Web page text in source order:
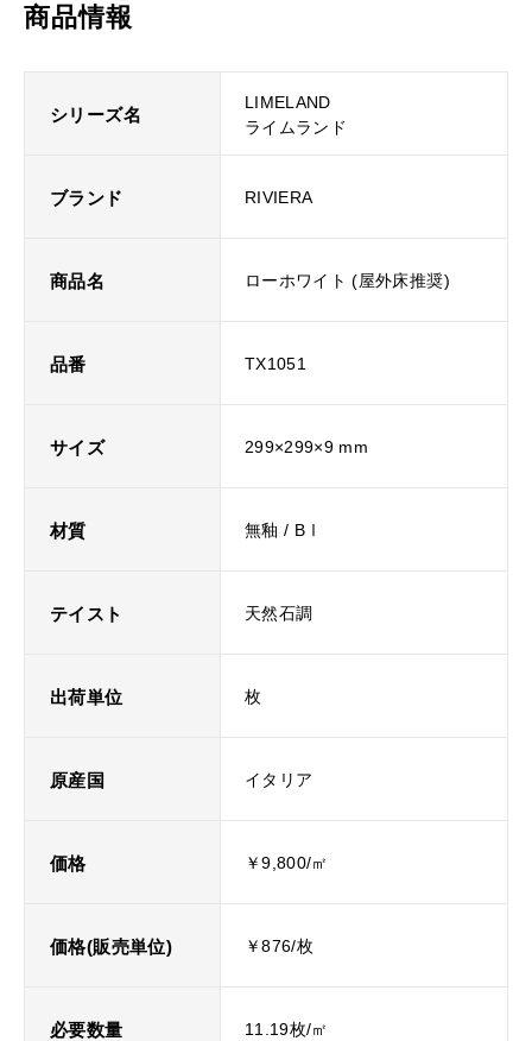
商品情報
シリーズ名
LIMELAND
ライムランド
ブランド RIVIERA
商品名 ローホワイト (屋外床推奨)
品番 TX1051
サイズ 299×299×9 mm
材質 無釉 / BⅠ
テイスト 天然石調
出荷単位 枚
原産国 イタリア
価格 ￥9,800/㎡
価格(販売単位) ￥876/枚
必要数量 11.19枚/㎡